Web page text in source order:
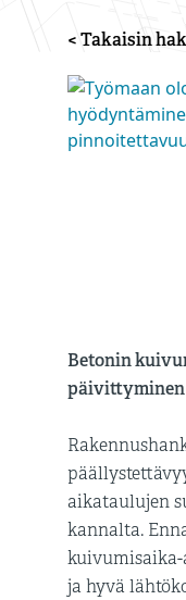
< Takaisin
Betonin
päivittyminen
aikataulujen
kannalta.
kuivumisaika-
ja hyvä